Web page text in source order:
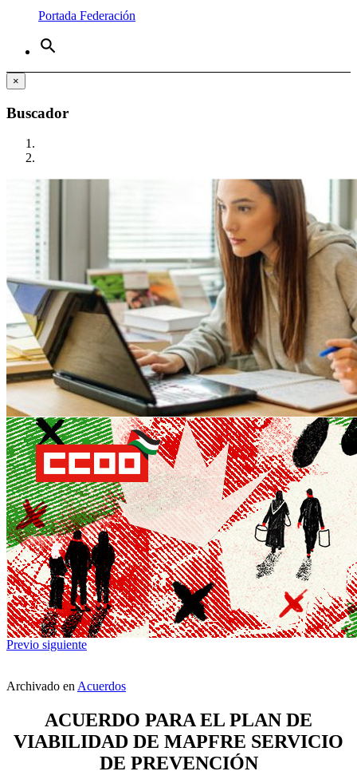
Portada Federación
search
×
Buscador
Previo siguiente
Archivado enAcuerdos
ACUERDO PARA EL PLAN DE
VIABILIDAD DE MAPFRE SERVICIO
DE PREVENCIÓN